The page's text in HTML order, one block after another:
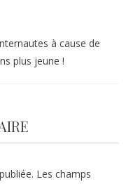
à cause de
plus jeune !
Les champs